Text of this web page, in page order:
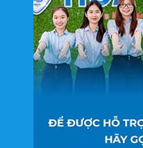
Chất liệu
vuông
Kỹ thuật in